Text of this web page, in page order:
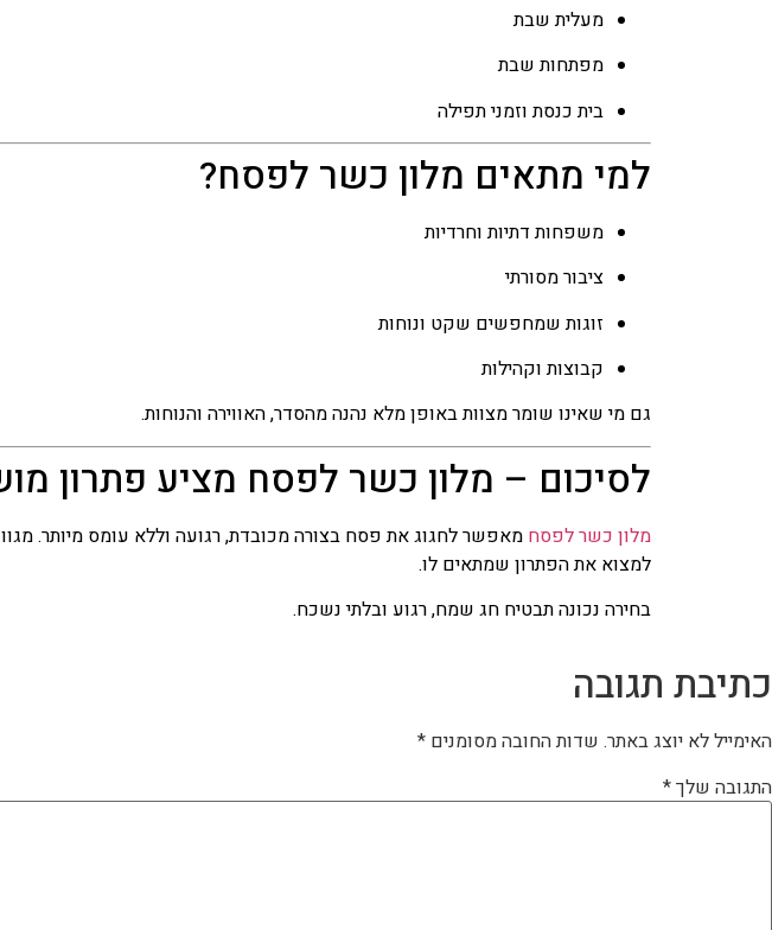
מעלית שבת
מפתחות שבת
בית כנסת וזמני תפילה
למי מתאים מלון כשר לפסח?
משפחות דתיות וחרדיות
ציבור מסורתי
זוגות שמחפשים שקט ונוחות
קבוצות וקהילות
גם מי שאינו שומר מצוות באופן מלא נהנה מהסדר, האווירה והנוחות.
לסיכום – מלון כשר לפסח מציע פתרון
מלון כשר לפסח מאפשר לחגוג את פסח בצורה מכובדת, רגועה וללא עומס מיותר.
למצוא את הפתרון שמתאים לו.
בחירה נכונה תבטיח חג שמח, רגוע ובלתי נשכח.
כתיבת תגובה
האימייל לא יוצג באתר. שדות החובה מסומנים *
התגובה שלך*